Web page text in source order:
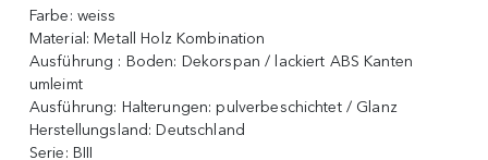
Farbe: weiss
Material: Metall Holz Kombination
Ausführung : Boden: Dekorspan / lackiert ABS Kanten
umleimt
Ausführung: Halterungen: pulverbeschichtet / Glanz
Herstellungsland: Deutschland
Serie: BIII